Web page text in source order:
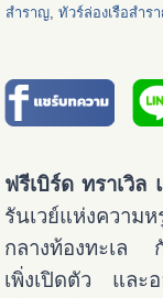
สำราญ, ทัวร์ล่องเรือสำร
ฟรีเบิร์ด ทราเวิล
รันเวย์แห่งควา
กลางท้องทะเล
เพิ่งเปิดตัว และอ